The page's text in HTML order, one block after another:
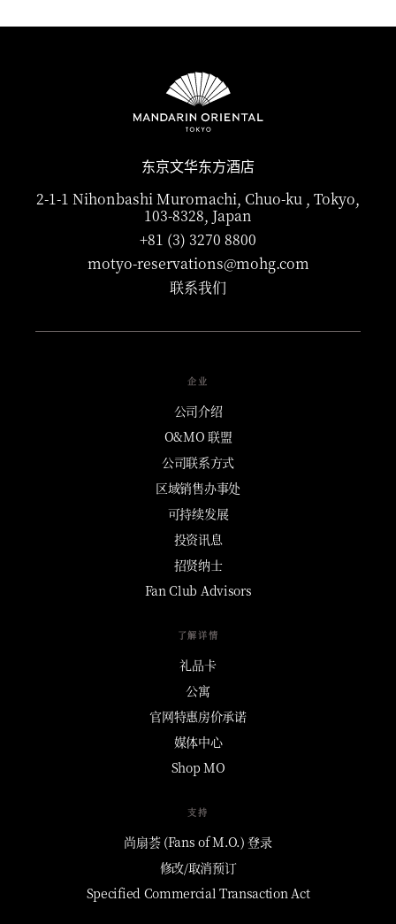
东京文华东方酒店
2-1-1 Nihonbashi Muromachi, Chuo-ku , Tokyo,
103-8328, Japan
+81 (3) 3270 8800
motyo-reservations@mohg.com
联系我们
企业
公司介绍
O&MO 联盟
公司联系方式
区域销售办事处
可持续发展
投资讯息
招贤纳士
Fan Club Advisors
了解详情
礼品卡
公寓
官网特惠房价承诺
媒体中心
Shop MO
支持
尚扇荟 (Fans of M.O.) 登录
修改/取消预订
Specified Commercial Transaction Act